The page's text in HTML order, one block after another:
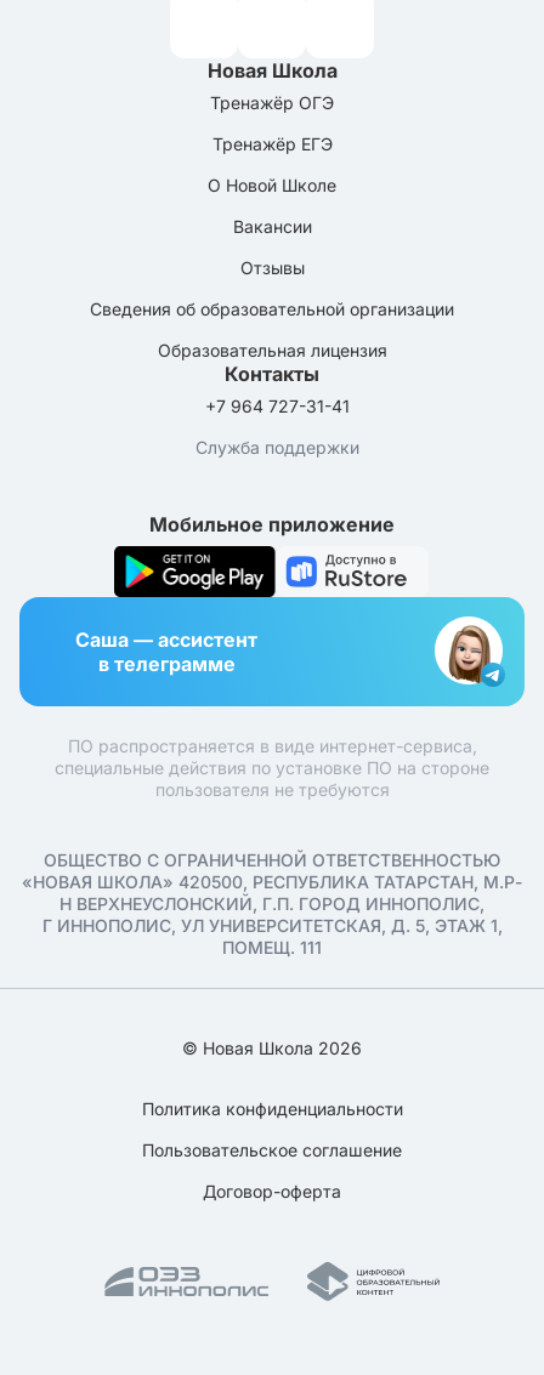
Новая Школа
Тренажёр ОГЭ
Тренажёр ЕГЭ
О Новой Школе
Вакансии
Отзывы
Сведения об образовательной организации
Образовательная лицензия
Контакты
+7 964 727-31-41
Служба поддержки
Мобильное приложение
Саша — ассистент
в телеграмме
ПО распространяется в виде интернет-сервиса,
специальные действия по установке ПО на стороне
пользователя не требуются
ОБЩЕСТВО С ОГРАНИЧЕННОЙ ОТВЕТСТВЕННОСТЬЮ
«НОВАЯ ШКОЛА» 420500, РЕСПУБЛИКА ТАТАРСТАН, М.Р-
Н ВЕРХНЕУСЛОНСКИЙ, Г.П. ГОРОД ИННОПОЛИС,
Г ИННОПОЛИС, УЛ УНИВЕРСИТЕТСКАЯ, Д. 5, ЭТАЖ 1,
ПОМЕЩ. 111
© Новая Школа 2026
Политика конфиденциальности
Пользовательское соглашение
Договор-оферта